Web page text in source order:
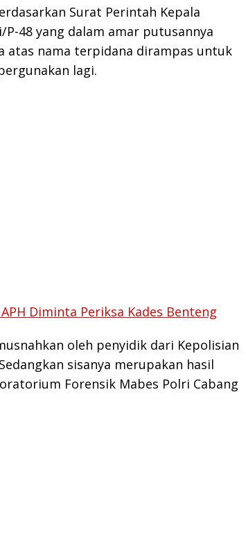
Surat Perintah Kepala
48 yang dalam amar putusannya
atas nama terpidana dirampas untuk
lagi.
APH Diminta Periksa Kades Benteng
oleh penyidik dari Kepolisian
sisanya merupakan hasil
Forensik Mabes Polri Cabang